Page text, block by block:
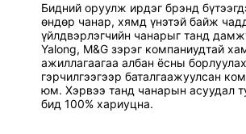
Бидний оруулж ирдэг брэнд
өндөр чанар, хямд үнэтэй байж
үйлдвэрлэгчийн чанарыг танд
Yalong, M&G зэрэг компаниудтай
ажиллагаагаа албан ёсны борлуулах
гэрчилгээгээр баталгаажуулсан
юм. Хэрвээ танд чанарын асуудал
бид 100% хариуцна.